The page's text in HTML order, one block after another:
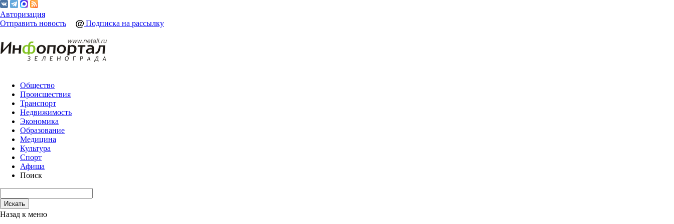
Авторизация
Отправить новость
Подписка на рассылку
Общество
Происшествия
Транспорт
Недвижимость
Экономика
Образование
Медицина
Культура
Спорт
Афиша
Поиск
Назад к меню